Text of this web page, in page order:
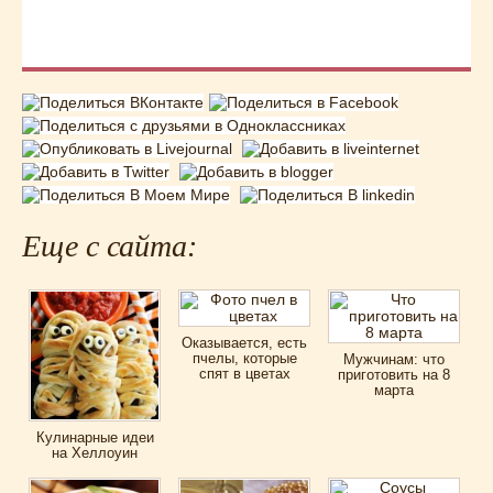
Еще с сайта:
Кулинарные идеи
на Хеллоуин
Оказывается, есть
пчелы, которые
спят в цветах
Мужчинам: что
приготовить на 8
марта